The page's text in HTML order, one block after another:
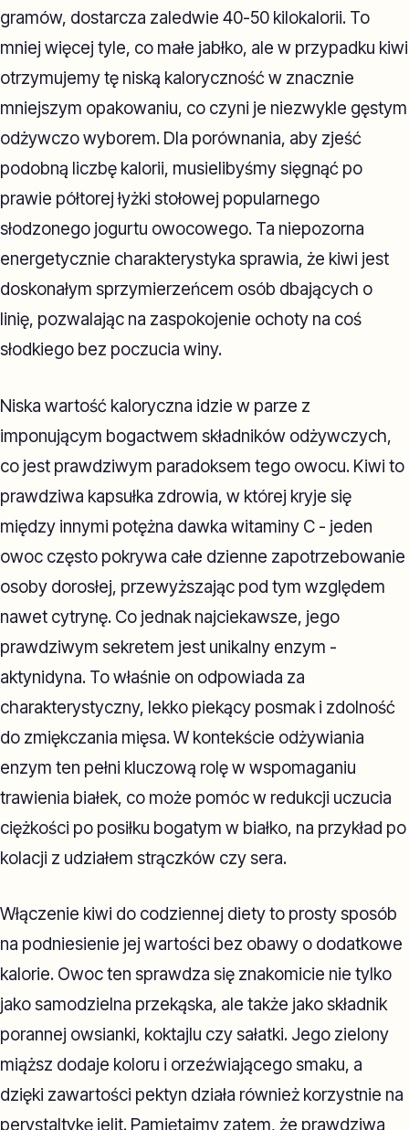
gramów, dostarcza zaledwie 40-50 kilokalorii. To
mniej więcej tyle, co małe jabłko, ale w przypadku kiwi
otrzymujemy tę niską kaloryczność w znacznie
mniejszym opakowaniu, co czyni je niezwykle gęstym
odżywczo wyborem. Dla porównania, aby zjeść
podobną liczbę kalorii, musielibyśmy sięgnąć po
prawie półtorej łyżki stołowej popularnego
słodzonego jogurtu owocowego. Ta niepozorna
energetycznie charakterystyka sprawia, że kiwi jest
doskonałym sprzymierzeńcem osób dbających o
linię, pozwalając na zaspokojenie ochoty na coś
słodkiego bez poczucia winy.
Niska wartość kaloryczna idzie w parze z
imponującym bogactwem składników odżywczych,
co jest prawdziwym paradoksem tego owocu. Kiwi to
prawdziwa kapsułka zdrowia, w której kryje się
między innymi potężna dawka witaminy C - jeden
owoc często pokrywa całe dzienne zapotrzebowanie
osoby dorosłej, przewyższając pod tym względem
nawet cytrynę. Co jednak najciekawsze, jego
prawdziwym sekretem jest unikalny enzym -
aktynidyna. To właśnie on odpowiada za
charakterystyczny, lekko piekący posmak i zdolność
do zmiękczania mięsa. W kontekście odżywiania
enzym ten pełni kluczową rolę w wspomaganiu
trawienia białek, co może pomóc w redukcji uczucia
ciężkości po posiłku bogatym w białko, na przykład po
kolacji z udziałem strączków czy sera.
Włączenie kiwi do codziennej diety to prosty sposób
na podniesienie jej wartości bez obawy o dodatkowe
kalorie. Owoc ten sprawdza się znakomicie nie tylko
jako samodzielna przekąska, ale także jako składnik
porannej owsianki, koktajlu czy sałatki. Jego zielony
miąższ dodaje koloru i orzeźwiającego smaku, a
dzięki zawartości pektyn działa również korzystnie na
perystaltykę jelit. Pamiętajmy zatem, że prawdziwa